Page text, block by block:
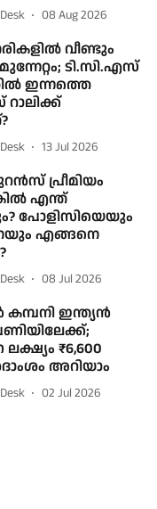
08 Aug 2026
വീണ്ടും
ടി.സി.എസ്
ഇന്നത്തെ
13 Jul 2026
പ്രീമിയം
എന്ത്
പോളിസിയെയും
എങ്ങനെ
08 Jul 2026
കമ്പനി ഇന്ത്യന്‍
₹6,600
അറിയാം
02 Jul 2026